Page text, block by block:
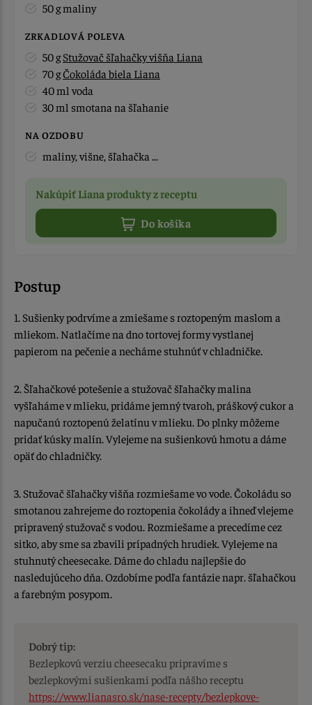
50 g maliny
ZRKADLOVÁ POLEVA
50 gStužovač šľahačky višňa Liana
70 gČokoláda biela Liana
40 ml voda
30 ml smotana na šľahanie
NA OZDOBU
maliny, višne, šľahačka ...
Nakúpiť Liana produkty z receptu
Do košíka
Postup
1. Sušienky podrvíme a zmiešame s roztopeným maslom a
mliekom. Natlačíme na dno tortovej formy vystlanej
papierom na pečenie a necháme stuhnúť v chladničke.
2. Šľahačkové potešenie a stužovač šľahačky malina
vyšľaháme v mlieku, pridáme jemný tvaroh, práškový cukor a
napučanú roztopenú želatínu v mlieku. Do plnky môžeme
pridať kúsky malín. Vylejeme na sušienkovú hmotu a dáme
opäť do chladničky.
3. Stužovač šľahačky višňa rozmiešame vo vode. Čokoládu so
smotanou zahrejeme do roztopenia čokolády a ihneď vlejeme
pripravený stužovač s vodou. Rozmiešame a precedíme cez
sitko, aby sme sa zbavili prípadných hrudiek. Vylejeme na
stuhnutý cheesecake. Dáme do chladu najlepšie do
nasledujúceho dňa. Ozdobíme podľa fantázie napr. šľahačkou
a farebným posypom.
Dobrý tip:
Bezlepkovú verziu cheesecaku pripravíme s
bezlepkovými sušienkami podľa nášho receptu
https://www.lianasro.sk/nase-recepty/bezlepkove-